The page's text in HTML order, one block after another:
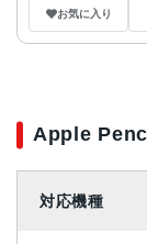
お気に入り
Apple
対応機種